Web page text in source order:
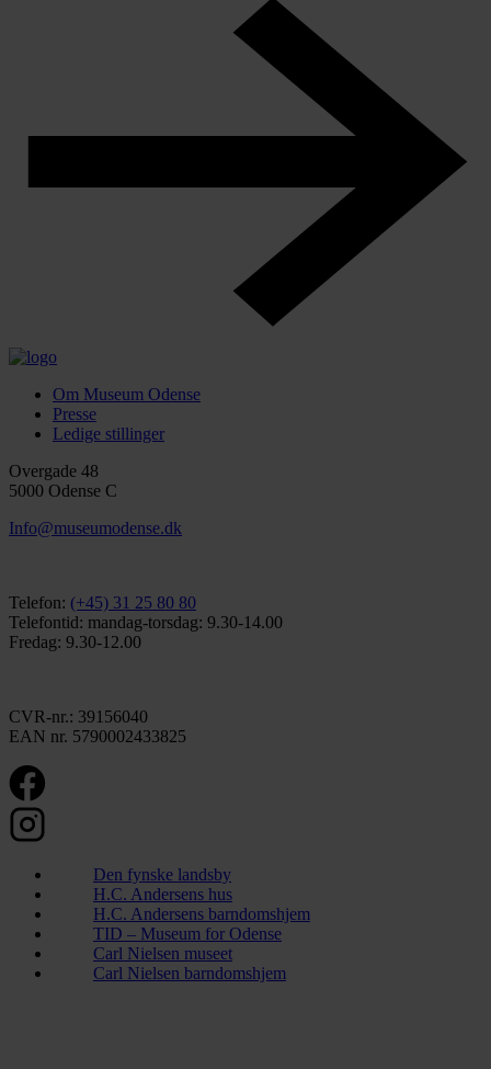
Om Museum Odense
Presse
Ledige stillinger
Overgade 48
5000 Odense C
Info@museumodense.dk
Telefon: (+45) 31 25 80 80
Telefontid: mandag-torsdag: 9.30-14.00
Fredag: 9.30-12.00
CVR-nr.: 39156040
EAN nr. 5790002433825
Den fynske landsby
H.C. Andersens hus
H.C. Andersens barndomshjem
TID – Museum for Odense
Carl Nielsen museet
Carl Nielsen barndomshjem